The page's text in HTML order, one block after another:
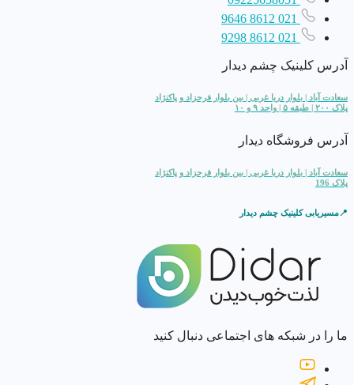
021 8612 9646
021 8612 9298
آدرس کلینیک چشم دیدار
سعادت آباد | بلوار دریا غربی | بین بلوار فرحزاد و پاکنژاد
پلاک ۲۰۰ | طبقه ۵ | واحد ۹ و ۱۰
آدرس فروشگاه دیدار
سعادت آباد | بلوار دریا غربی | بین بلوار فرحزاد و پاکنژاد
پلاک 196
📍مسیریابی کلینیک چشم دیدار
ما را در شبکه های اجتماعی دنبال کنید